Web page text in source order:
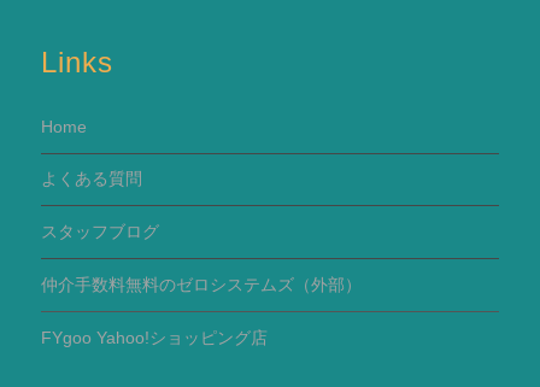
Links
Home
よくある質問
スタッフブログ
仲介手数料無料のゼロシステムズ（外部）
FYgoo Yahoo!ショッピング店